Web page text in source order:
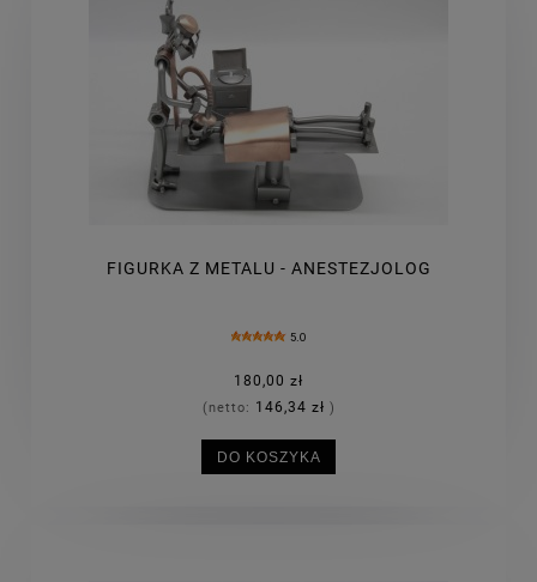
FIGURKA Z METALU - ANESTEZJOLOG
5.0
180,00 zł
(netto: 146,34 zł )
DO KOSZYKA